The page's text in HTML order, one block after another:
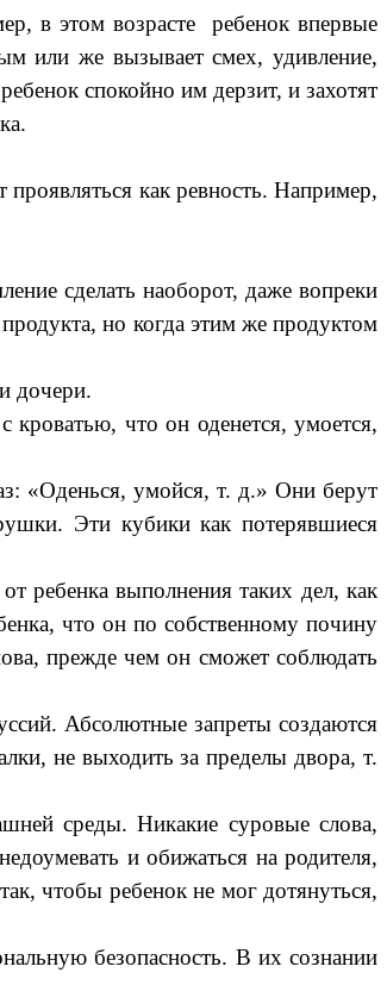
в этом возрасте ребенок впервые
или же вызывает смех, удивление,
спокойно им дерзит, и захотят
как ревность. Например,
сделать наоборот, даже вопреки
но когда этим же продуктом
дочери.
что он оденется, умоется,
«Оденься, умойся, т. д.» Они берут
Эти кубики как потерявшиеся
ребенка выполнения таких дел, как
что он по собственному почину
прежде чем он сможет соблюдать
Абсолютные запреты создаются
не выходить за пределы двора, т.
среды. Никакие суровые слова,
и обижаться на родителя,
чтобы ребенок не мог дотянуться,
безопасность. В их сознании